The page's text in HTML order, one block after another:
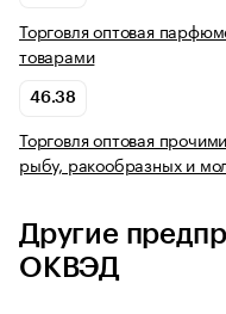
Торговля оптовая
товарами
46.38
Торговля оптовая
рыбу, ракообразных и
Другие
ОКВЭД